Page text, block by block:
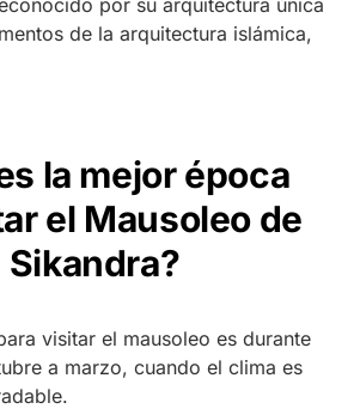
por su arquitectura única
de la arquitectura islámica,
la mejor época
el Mausoleo de
visitar el mausoleo es durante
a marzo, cuando el clima es